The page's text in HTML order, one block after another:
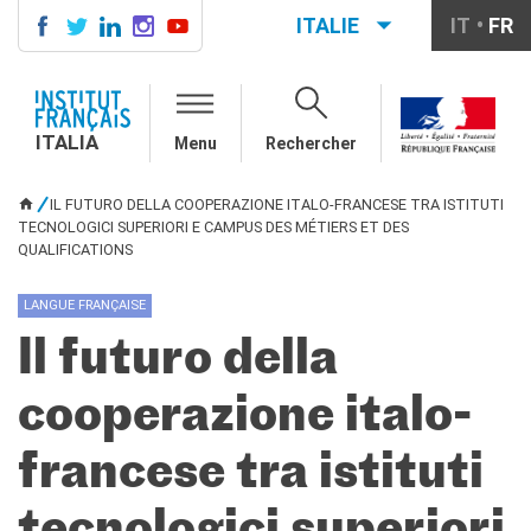
COURS DE FRANÇAIS
LE MONDE SCOLAIRE
Contatti
Studenti
Formation professionnelle
France-Italie
SPECTACLE VIVANT ET
ARTS VISUELS
La festa della musica
Nouveau Grand Tour
Exaequa
ITALIE IT FR
ITALIA Menu Rechercher
VOUS ÊTES ICI
IL FUTURO DELLA COOPERAZIONE ITALO-FRANCESE TRA ISTITUTI
TECNOLOGICI SUPERIORI E CAMPUS DES MÉTIERS ET DES
QUALIFICATIONS
LANGUE FRANÇAISE
Il futuro della
cooperazione italo-
francese tra istituti